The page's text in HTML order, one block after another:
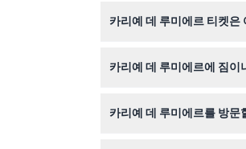
카리예 데 루미에르 티켓은
다.
카리예 데 루미에르에 짐
카리예 데 루미에르를 방문